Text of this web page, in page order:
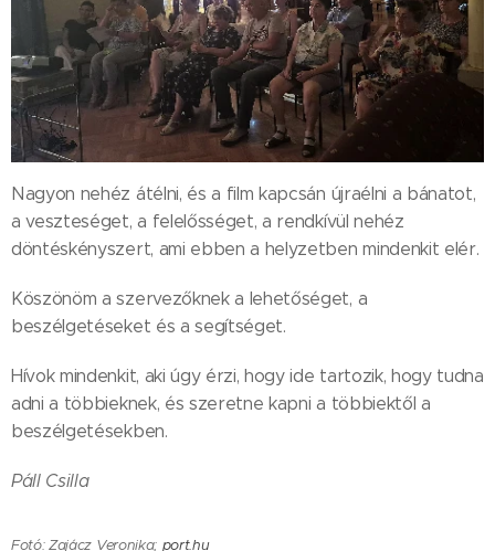
Nagyon nehéz átélni, és a film kapcsán újraélni a bánatot,
a veszteséget, a felelősséget, a rendkívül nehéz
döntéskényszert, ami ebben a helyzetben mindenkit elér.
Köszönöm a szervezőknek a lehetőséget, a
beszélgetéseket és a segítséget.
Hívok mindenkit, aki úgy érzi, hogy ide tartozik, hogy tudna
adni a többieknek, és szeretne kapni a többiektől a
beszélgetésekben.
Páll Csilla
Fotó: Zajácz Veronika; port.hu